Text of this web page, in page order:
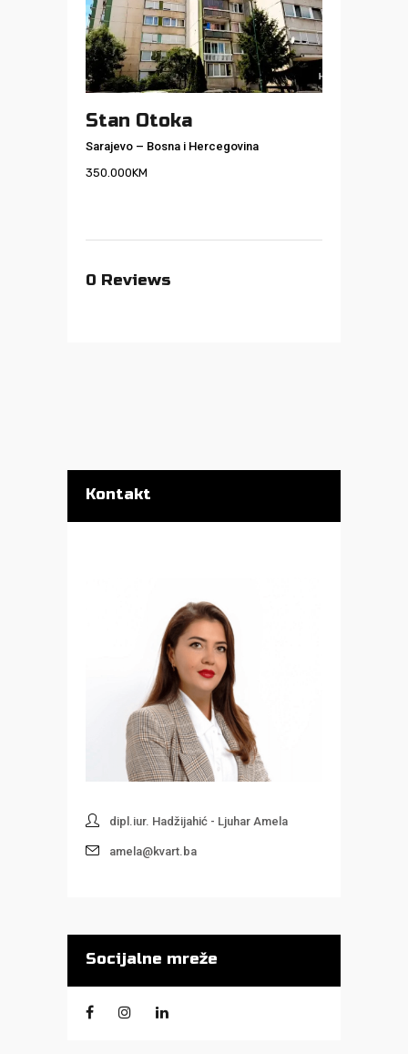
Stan Otoka
Sarajevo – Bosna i Hercegovina
350.000KM
0 Reviews
Kontakt
dipl.iur. Hadžijahić - Ljuhar Amela
amela@kvart.ba
Socijalne mreže